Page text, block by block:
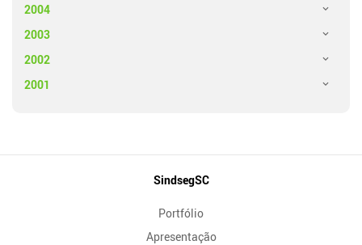
2004
2003
2002
2001
SindsegSC
Portfólio
Apresentação